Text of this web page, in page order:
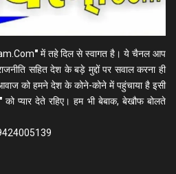
"में तहे दिल से स्वागत है। ये चैनल आप
सहित देश के बड़े मुद्दों पर सवाल करना ही
को हमने देश के कोने-कोने में पहुंचाया है इसी
"को प्यार देते रहिए। हम भी बेबाक, बेखौफ बोलते